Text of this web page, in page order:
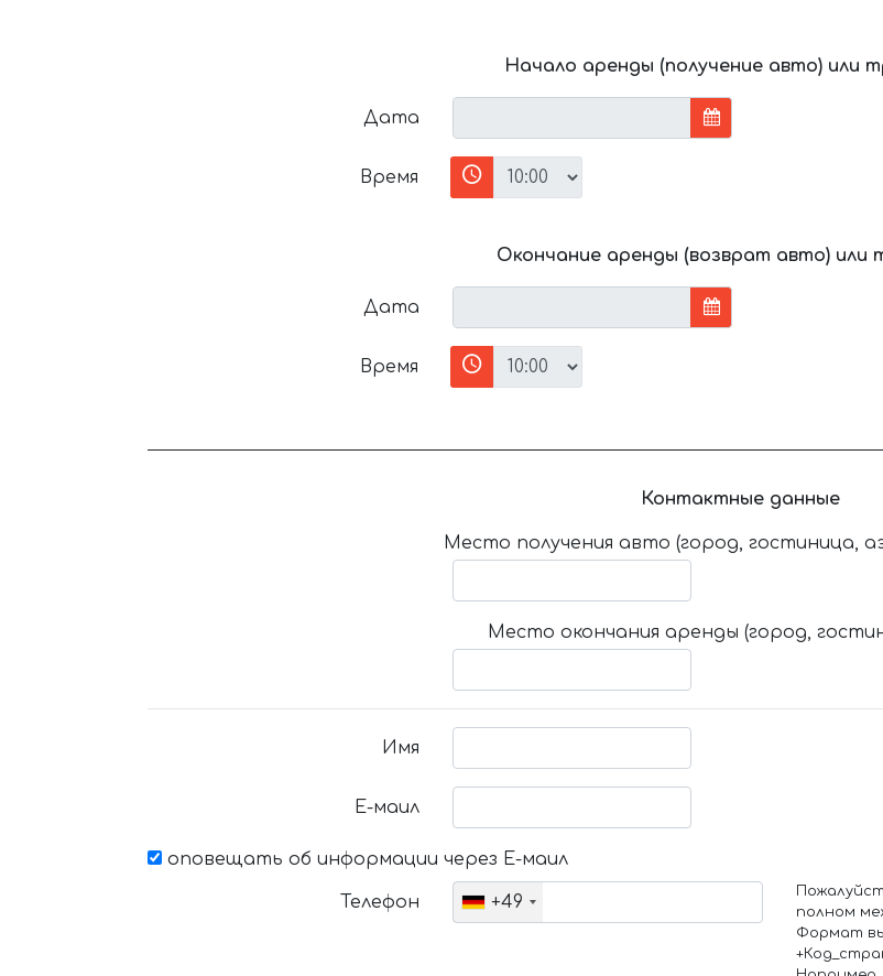
Начало аренды (получение авто) или
Дата
Время
Окончание аренды (возврат авто) или
Дата
Время
Контактные данные
Место получения авто (город, гостиница,
Место окончания аренды (город,
Имя
Е-маил
оповещать об информации через Е-маил
Телефон +49
полном
Формат